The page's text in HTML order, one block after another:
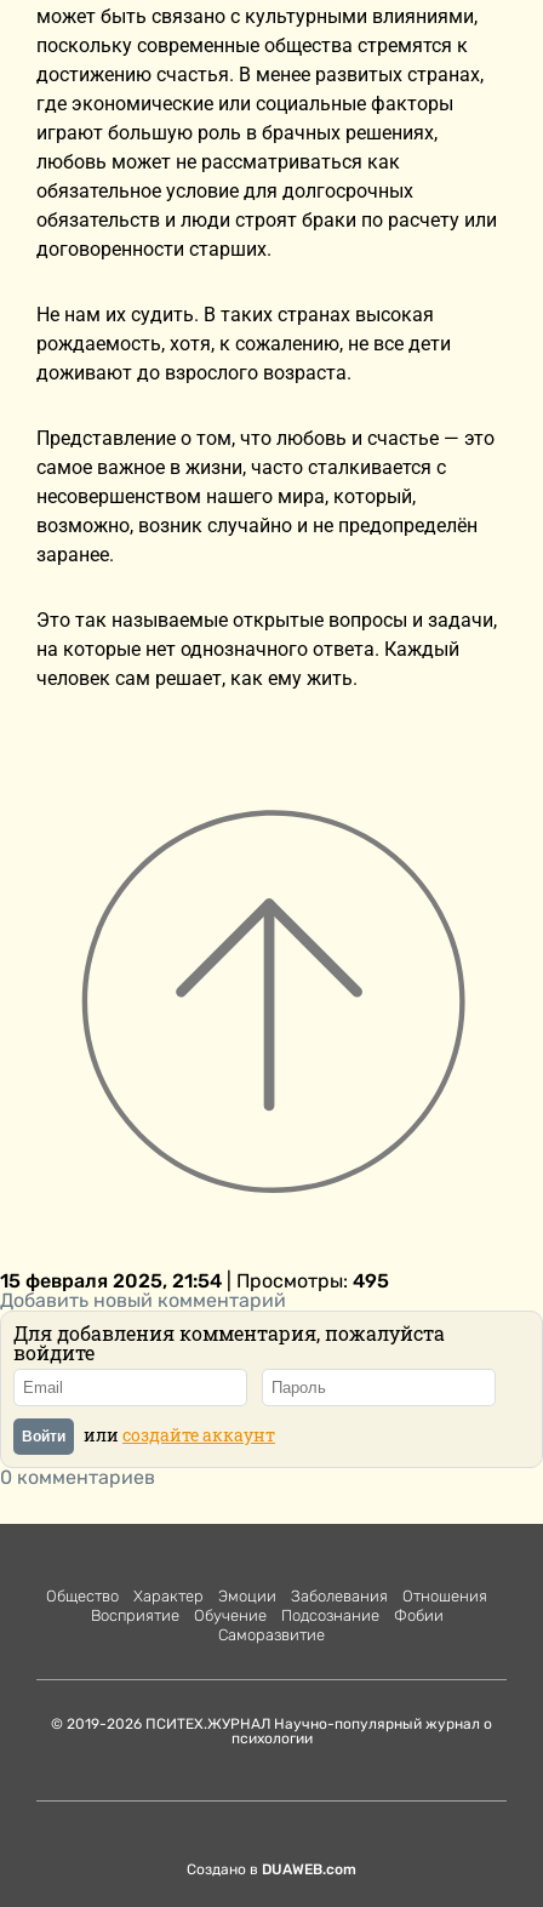
может быть связано с культурными влияниями,
поскольку современные общества стремятся к
достижению счастья. В менее развитых странах,
где экономические или социальные факторы
играют большую роль в брачных решениях,
любовь может не рассматриваться как
обязательное условие для долгосрочных
обязательств и люди строят браки по расчету или
договоренности старших.
Не нам их судить. В таких странах высокая
рождаемость, хотя, к сожалению, не все дети
доживают до взрослого возраста.
Представление о том, что любовь и счастье — это
самое важное в жизни, часто сталкивается с
несовершенством нашего мира, который,
возможно, возник случайно и не предопределён
заранее.
Это так называемые открытые вопросы и задачи,
на которые нет однозначного ответа. Каждый
человек сам решает, как ему жить.
15 февраля 2025, 21:54 | Просмотры: 495
Добавить новый комментарий
Для добавления комментария, пожалуйста
войдите
Войти или создайте аккаунт
0 комментариев
Общество Характер Эмоции Заболевания
Отношения
Восприятие
Обучение Подсознание
Фобии
Саморазвитие
© 2019-2026 ПСИТЕХ.ЖУРНАЛ Научно-популярный журнал о
психологии
Создано в DUAWEB.com